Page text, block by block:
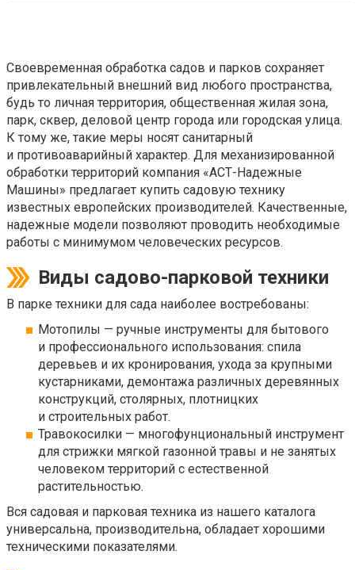
Своевременная обработка садов и парков сохраняет
привлекательный внешний вид любого пространства,
будь то личная территория, общественная жилая зона,
парк, сквер, деловой центр города или городская улица.
К тому же, такие меры носят санитарный
и противоаварийный характер. Для механизированной
обработки территорий компания «АСТ-Надежные
Машины» предлагает купить садовую технику
известных европейских производителей. Качественные,
надежные модели позволяют проводить необходимые
работы с минимумом человеческих ресурсов.
Виды садово-парковой техники
В парке техники для сада наиболее востребованы:
Мотопилы — ручные инструменты для бытового
и профессионального использования: спила
деревьев и их кронирования, ухода за крупными
кустарниками, демонтажа различных деревянных
конструкций, столярных, плотницких
и строительных работ.
Травокосилки — многофунциональный инструмент
для стрижки мягкой газонной травы и не занятых
человеком территорий с естественной
растительностью.
Вся садовая и парковая техника из нашего каталога
универсальна, производительна, обладает хорошими
техническими показателями.